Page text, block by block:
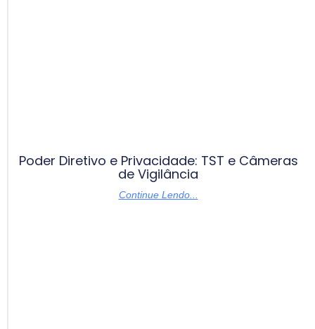
Poder Diretivo e Privacidade: TST e Câmeras
de Vigilância
Continue Lendo...